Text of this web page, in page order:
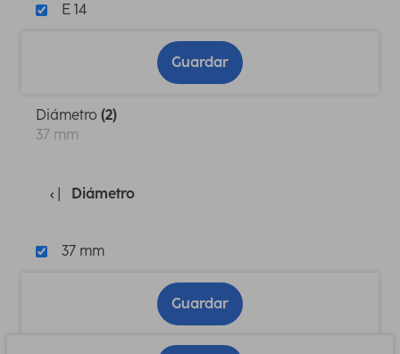
E 14
Guardar
Diámetro (2)
37 mm
Diámetro
37 mm
Guardar